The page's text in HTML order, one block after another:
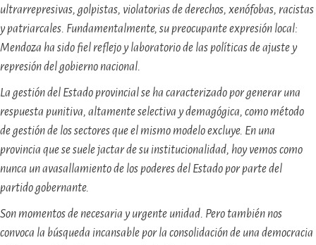
ultrarrepresivas, golpistas, violatorias de derechos, xenófobas, racistas
y patriarcales. Fundamentalmente, su preocupante expresión local:
Mendoza ha sido fiel reflejo y laboratorio de las políticas de ajuste y
represión del gobierno nacional.
La gestión del Estado provincial se ha caracterizado por generar una
respuesta punitiva, altamente selectiva y demagógica, como método
de gestión de los sectores que el mismo modelo excluye. En una
provincia que se suele jactar de su institucionalidad, hoy vemos como
nunca un avasallamiento de los poderes del Estado por parte del
partido gobernante.
Son momentos de necesaria y urgente unidad. Pero también nos
convoca la búsqueda incansable por la consolidación de una democracia